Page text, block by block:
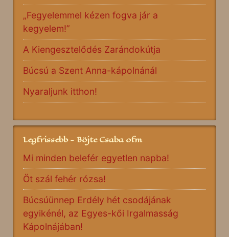
„Fegyelemmel kézen fogva jár a
kegyelem!”
A Kiengesztelődés Zarándokútja
Búcsú a Szent Anna-kápolnánál
Nyaraljunk itthon!
Legfrissebb - Böjte Csaba ofm
Mi minden belefér egyetlen napba!
Öt szál fehér rózsa!
Búcsúünnep Erdély hét csodájának
egyikénél, az Egyes-kői Irgalmasság
Kápolnájában!